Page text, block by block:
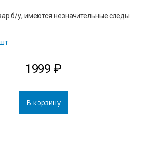
б/у, имеются незначительные следы
1999 ₽
В корзину